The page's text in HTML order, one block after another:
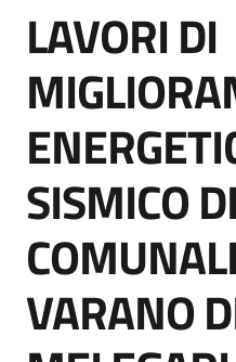
strumenti
di
Supporto
Piattaforme
telematiche
Salta al contenuto
LAVORI DI
SISMICO
VARANO